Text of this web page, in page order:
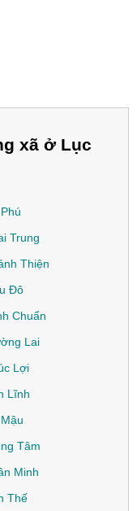
xã ở Lục
Trung
Thiện
Đô
Chuẩn
Lai
Lợi
Lĩnh
Tâm
Minh
Thế